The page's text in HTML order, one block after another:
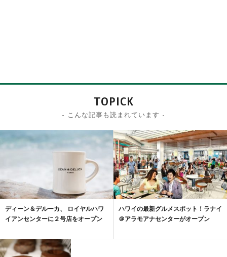
TOPICK
- こんな記事も読まれています -
ディーン＆デルーカ、 ロイヤルハワ
イアンセンターに２号店をオープン
ハワイの最新グルメスポット！ラナイ
＠アラモアナセンターがオープン